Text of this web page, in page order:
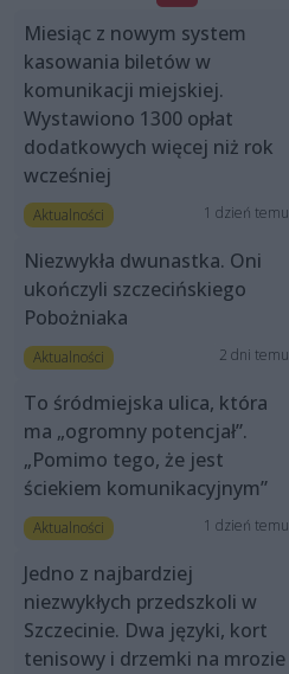
Miesiąc z nowym system
kasowania biletów w
komunikacji miejskiej.
Wystawiono 1300 opłat
dodatkowych więcej niż rok
wcześniej
Aktualności 1 dzień temu
Niezwykła dwunastka. Oni
ukończyli szczecińskiego
Pobożniaka
Aktualności 2 dni temu
To śródmiejska ulica, która
ma „ogromny potencjał”.
„Pomimo tego, że jest
ściekiem komunikacyjnym”
Aktualności 1 dzień temu
Jedno z najbardziej
niezwykłych przedszkoli w
Szczecinie. Dwa języki, kort
tenisowy i drzemki na mrozie